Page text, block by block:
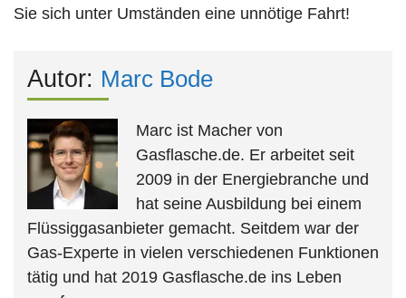
Sie sich unter Umständen eine unnötige Fahrt!
Autor: Marc Bode
Marc ist Macher von
Gasflasche.de. Er arbeitet seit
2009 in der Energiebranche und
hat seine Ausbildung bei einem
Flüssiggasanbieter gemacht. Seitdem war der
Gas-Experte in vielen verschiedenen Funktionen
tätig und hat 2019 Gasflasche.de ins Leben